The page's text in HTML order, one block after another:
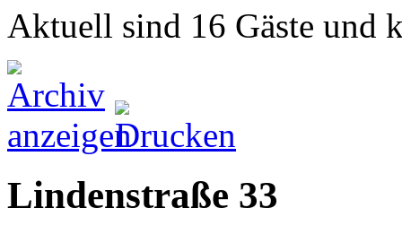
Aktuell sind 16 Gäste und
Lindenstraße 33